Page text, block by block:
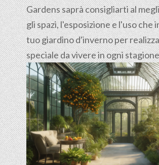
Gardens saprà consigliarti al
gli spazi, l'esposizione e l'uso che
tuo giardino d'inverno per
speciale da vivere in ogni